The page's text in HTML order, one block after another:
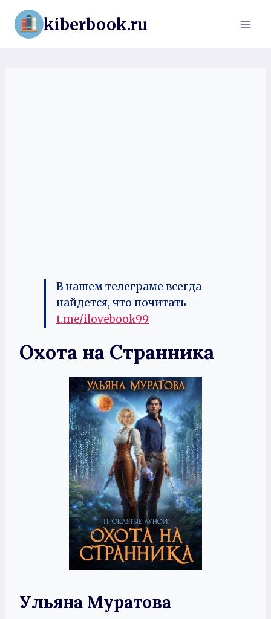
Перейти
содержимому
kiberbook.ru
В нашем телеграме всегда
найдется, что почитать -
t.me/ilovebook99
Охота на Странника
Ульяна Муратова